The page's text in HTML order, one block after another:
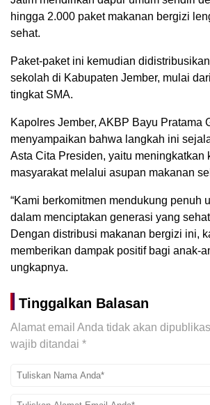
hingga 2.000 paket makanan bergizi
sehat.
Paket-paket ini kemudian
sekolah di Kabupaten Jember, mulai
tingkat SMA.
Kapolres Jember, AKBP Bayu Pratama
menyampaikan bahwa langkah ini
Asta Cita Presiden, yaitu meningkatkan
masyarakat melalui asupan makanan
“Kami berkomitmen mendukung penuh
dalam menciptakan generasi yang
Dengan distribusi makanan bergizi ini,
memberikan dampak positif bagi anak-
ungkapnya.
Tinggalkan Balasan
Alamat email Anda tidak akan
wajib ditandai *